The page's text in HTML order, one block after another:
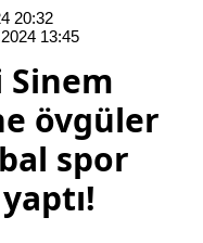
20:32
13:45
övgüler
spor